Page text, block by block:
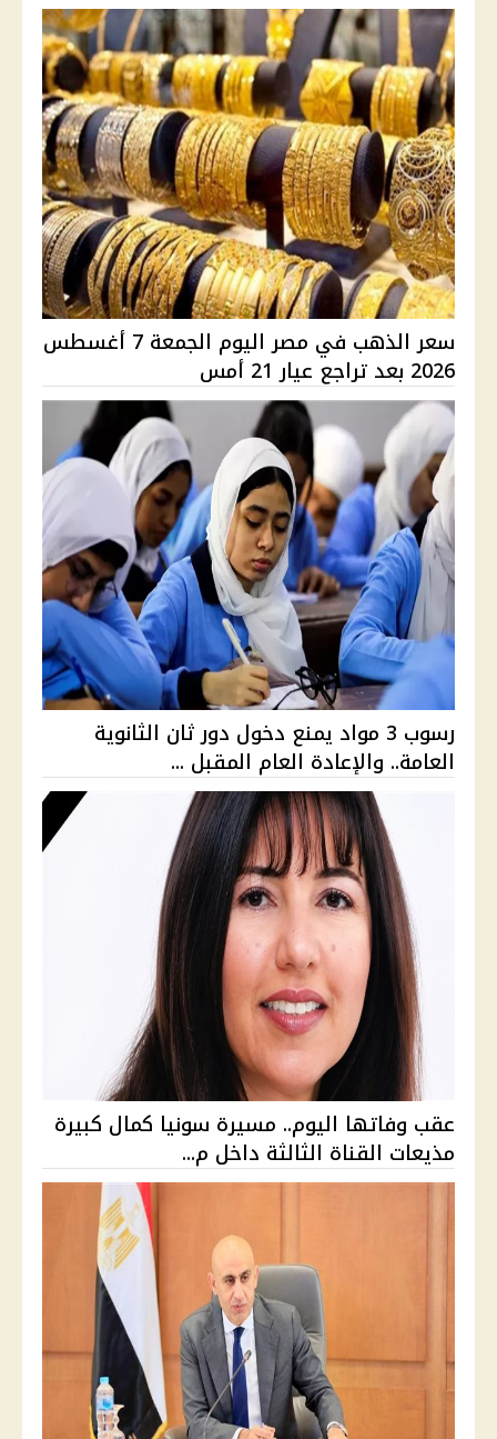
سعر الذهب في مصر اليوم الجمعة 7 أغسطس
2026 بعد تراجع عيار 21 أمس
رسوب 3 مواد يمنع دخول دور ثان الثانوية
العامة.. والإعادة العام المقبل ...
عقب وفاتها اليوم.. مسيرة سونيا كمال كبيرة
مذيعات القناة الثالثة داخل م...